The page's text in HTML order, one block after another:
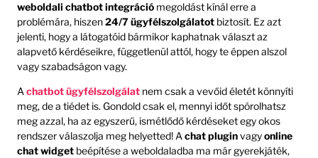
weboldali chatbot integráció megoldást kínál erre a
problémára, hiszen24/7 ügyfélszolgálatot biztosít. Ez azt
jelenti, hogy a látogatóid bármikor kaphatnak választ az
alapvető kérdéseikre, függetlenül attól, hogy te éppen alszol
vagy szabadságon vagy.
Achatbot ügyfélszolgálat nem csak a vevőid életét könnyíti
meg, de a tiédet is. Gondold csak el, mennyi időt spórolhatsz
meg azzal, ha az egyszerű, ismétlődő kérdéseket egy okos
rendszer válaszolja meg helyetted! Achat pluginvagyonline
chat widget beépítése a weboldaladba ma már gyerekjáték,